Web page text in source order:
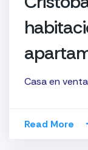
Casa en
Read More